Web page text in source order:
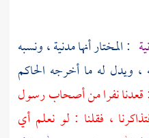
: المختار أنها مدنية ، ونسبه
، ويدل له ما أخرجه الحاكم
قعدنا نفرا من أصحاب رسول
، فقلنا : لو نعلم أي